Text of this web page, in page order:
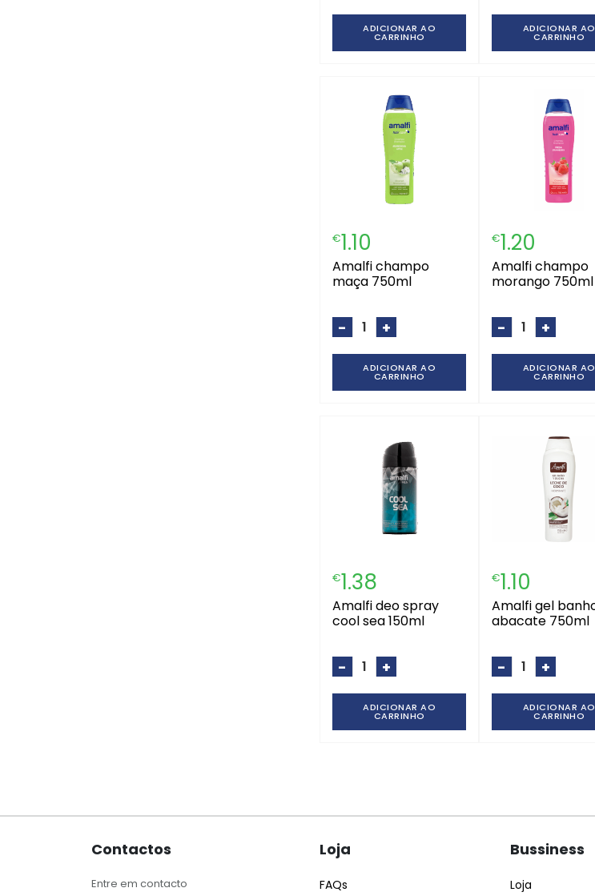
ADICIONAR AO
CARRINHO
ADICIONAR AO
CARRINHO
€1.10
amalfi champo
maça 750ml
- +
ADICIONAR AO
CARRINHO
€1.20
amalfi champo
morango 750ml
- +
ADICIONAR AO
CARRINHO
€1.38
amalfi deo spray
cool sea 150ml
- +
ADICIONAR AO
CARRINHO
€1.10
amalfi gel banho
abacate 750ml
- +
ADICIONAR AO
CARRINHO
Contactos
Entre em contacto
Loja
FAQs
Bussiness
Loja